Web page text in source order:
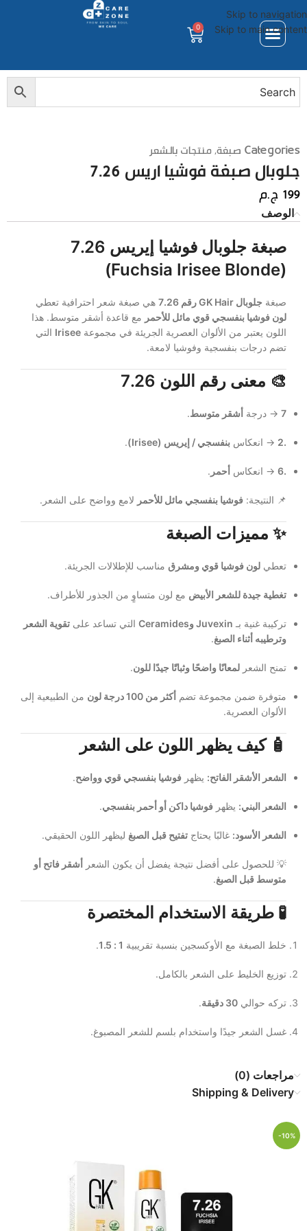
Skip to navigation
Skip to main content
0
Categories صبغة,منتجات بالشعر
جلوبال صبغة فوشيا اريس 7.26
199ج.م
الوصف
صبغة جلوبال
فوشيا إيريس 7.26
(Fuchsia Irisee Blonde)
صبغة جلوبال GK Hair رقم 7.26
هي صبغة شعر احترافية تعطي
لون فوشيا بنفسجي قوي مائل للأحمر مع قاعدة أشقر متوسط. هذا
اللون يعتبر من الألوان العصرية الجريئة في مجموعة Irisee التي
تضم درجات بنفسجية وفوشيا لامعة.
🎨 معنى رقم اللون 7.26
7 → درجة أشقر متوسط.
.2 → انعكاس بنفسجي / إيريس (Irisee) .
.6 → انعكاس أحمر .
📌 النتيجة: فوشيا بنفسجي مائل للأحمر لامع وواضح على الشعر.
✨ مميزات الصبغة
تعطي لون فوشيا قوي ومشرق مناسب للإطلالات الجريئة.
تغطية جيدة للشعر الأبيض مع لون متساوٍ من الجذور للأطراف.
تركيبة غنية بـ Juvexin وCeramides التي تساعد على تقوية الشعر
وترطيبه أثناء الصبغ.
تمنح الشعر لمعانًا واضحًا وثباتًا جيدًا للون.
متوفرة ضمن مجموعة تضم أكثر من 100 درجة لون
من الطبيعية إلى
الألوان العصرية.
🧴 كيف يظهر اللون على الشعر
الشعر الأشقر الفاتح: يظهر فوشيا بنفسجي قوي وواضح.
الشعر البني: يظهر فوشيا داكن أو أحمر بنفسجي.
الشعر الأسود: غالبًا يحتاج تفتيح قبل الصبغ ليظهر اللون الحقيقي.
💡 للحصول على أفضل نتيجة يفضل أن يكون الشعر أشقر فاتح أو
متوسط قبل الصبغ.
🧪 طريقة الاستخدام المختصرة
خلط الصبغة مع الأوكسجين بنسبة تقريبية 1 : 1.5
.
توزيع الخليط على الشعر بالكامل.
تركه حوالي 30 دقيقة .
غسل الشعر جيدًا واستخدام بلسم للشعر المصبوغ.
مراجعات (0)
Shipping & Delivery
-10%